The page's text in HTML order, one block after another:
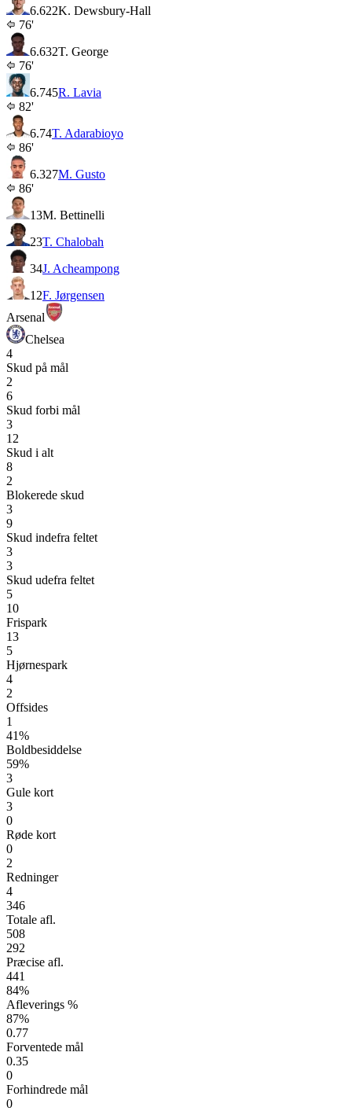
6.622K. Dewsbury-Hall
76'
6.632T. George
76'
6.745R. Lavia
82'
6.74T. Adarabioyo
86'
6.327M. Gusto
86'
13M. Bettinelli
23T. Chalobah
34J. Acheampong
12F. Jørgensen
Arsenal
Chelsea
4
Skud på mål
2
6
Skud forbi mål
3
12
Skud i alt
8
2
Blokerede skud
3
9
Skud indefra feltet
3
3
Skud udefra feltet
5
10
Frispark
13
5
Hjørnespark
4
2
Offsides
1
41%
Boldbesiddelse
59%
3
Gule kort
3
0
Røde kort
0
2
Redninger
4
346
Totale afl.
508
292
Præcise afl.
441
84%
Afleverings %
87%
0.77
Forventede mål
0.35
0
Forhindrede mål
0